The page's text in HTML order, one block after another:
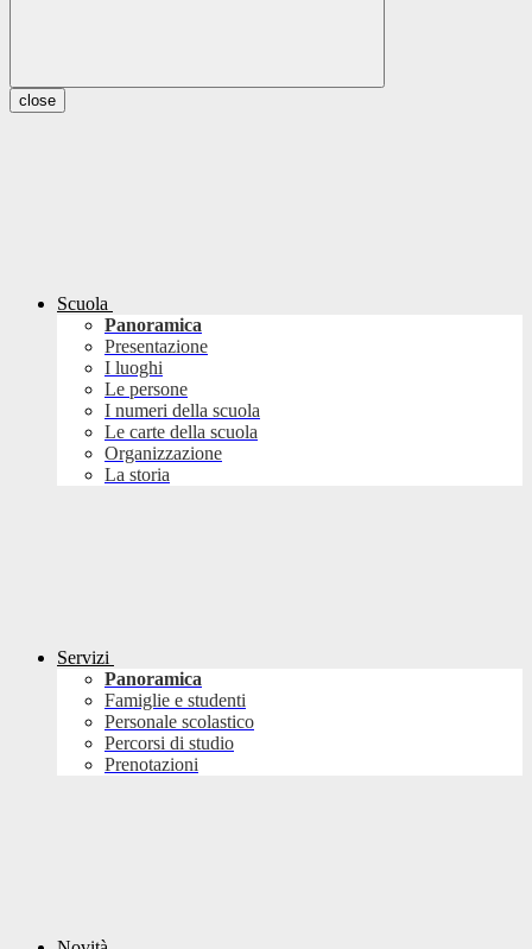
close
Scuola
Panoramica
Presentazione
I luoghi
Le persone
I numeri della scuola
Le carte della scuola
Organizzazione
La storia
Servizi
Panoramica
Famiglie e studenti
Personale scolastico
Percorsi di studio
Prenotazioni